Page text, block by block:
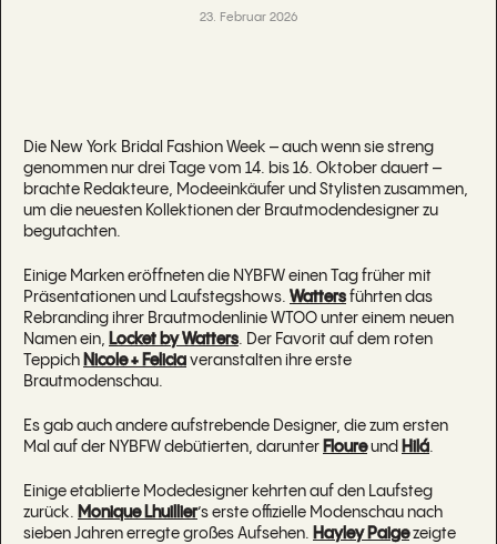
23. Februar 2026
Die New York Bridal Fashion Week – auch wenn sie streng
genommen nur drei Tage vom 14. bis 16. Oktober dauert –
brachte Redakteure, Modeeinkäufer und Stylisten zusammen,
um die neuesten Kollektionen der Brautmodendesigner zu
begutachten.
Einige Marken eröffneten die NYBFW einen Tag früher mit
Präsentationen und Laufstegshows. Watters führten das
Rebranding ihrer Brautmodenlinie WTOO unter einem neuen
Namen ein, Locket by Watters. Der Favorit auf dem roten
Teppich Nicole + Felicia veranstalten ihre erste
Brautmodenschau.
Es gab auch andere aufstrebende Designer, die zum ersten
Mal auf der NYBFW debütierten, darunter Floureund Hilá.
Einige etablierte Modedesigner kehrten auf den Laufsteg
zurück. Monique Lhuillier’s erste offizielle Modenschau nach
sieben Jahren erregte großes Aufsehen. Hayley Paigezeigte